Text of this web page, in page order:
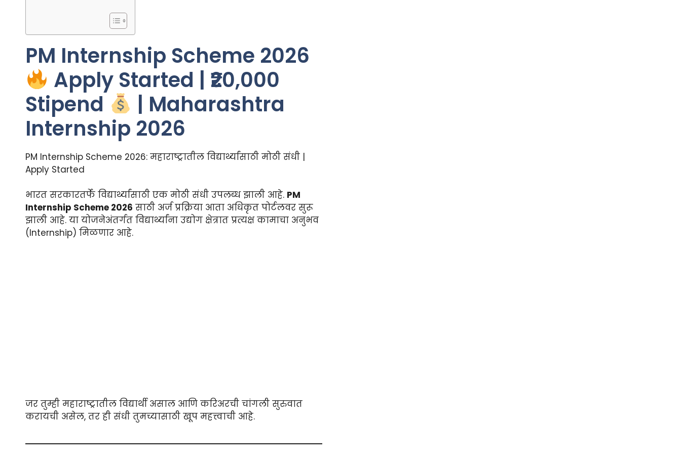
PM Internship Scheme 2026
Apply Started | ₹20,000
Stipend
| Maharashtra
Internship 2026
PM Internship Scheme 2026: महाराष्ट्रातील विद्यार्थ्यांसाठी मोठी संधी |
Apply Started
भारत सरकारतर्फे विद्यार्थ्यांसाठी एक मोठी संधी उपलब्ध झाली आहे. PM
Internship Scheme 2026 साठी अर्ज प्रक्रिया आता अधिकृत पोर्टलवर सुरू
झाली आहे. या योजनेअंतर्गत विद्यार्थ्यांना उद्योग क्षेत्रात प्रत्यक्ष कामाचा अनुभव
(Internship) मिळणार आहे.
जर तुम्ही महाराष्ट्रातील विद्यार्थी असाल आणि करिअरची चांगली सुरुवात
करायची असेल, तर ही संधी तुमच्यासाठी खूप महत्त्वाची आहे.